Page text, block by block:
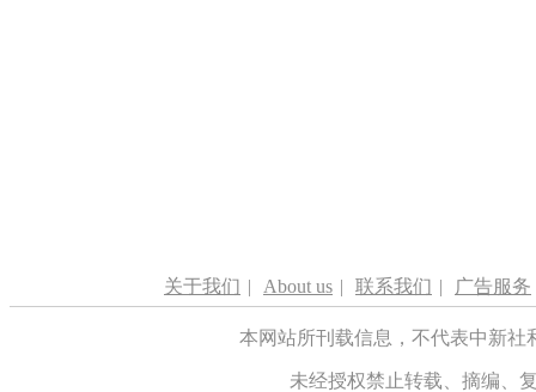
关于我们 | About us | 联系我们 | 广告服务
本网站所刊载信息，不代表中新
未经授权禁止转载、摘编、